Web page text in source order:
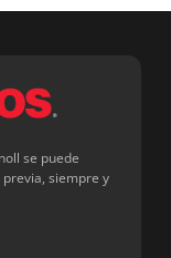
se puede
siempre y